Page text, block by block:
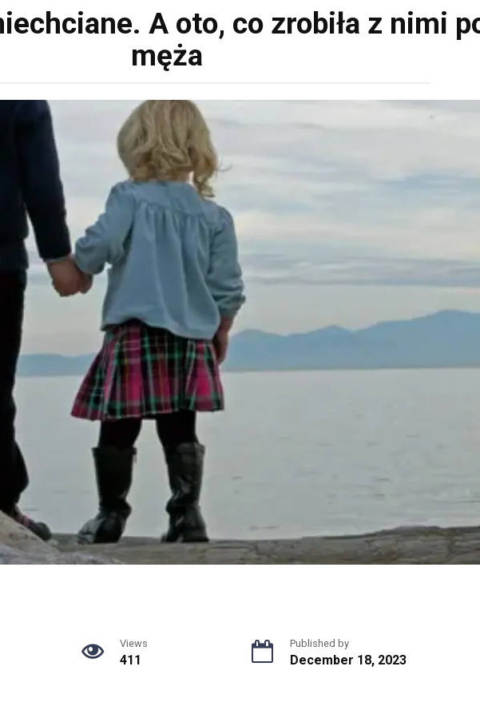
A oto, co zrobiła z nimi
męża
Views
411
Published by
December 18, 2023